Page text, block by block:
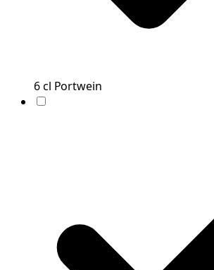
6cl Portwein